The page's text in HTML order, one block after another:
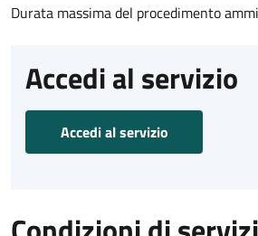
Durata massima del procedimento
Accedi al servizio
Accedi al servizio